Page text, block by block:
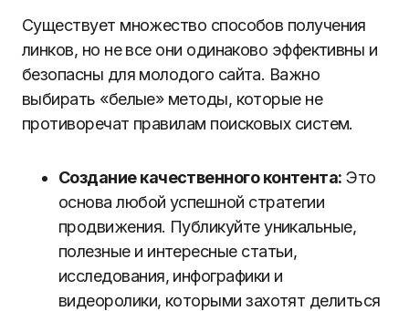
Существует множество способов получения
линков, но не все они одинаково эффективны и
безопасны для молодого сайта. Важно
выбирать «белые» методы, которые не
противоречат правилам поисковых систем.
Создание качественного контента: Это
основа любой успешной стратегии
продвижения. Публикуйте уникальные,
полезные и интересные статьи,
исследования, инфографики и
видеоролики, которыми захотят делиться